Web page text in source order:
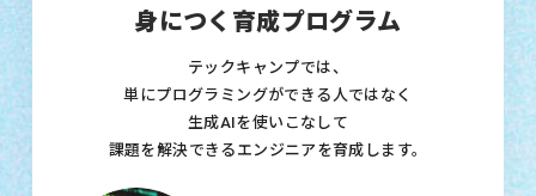
身につく育成プログラム
テックキャンプでは、
単にプログラミングができる人ではなく
生成AIを使いこなして
課題を解決できるエンジニアを育成します。